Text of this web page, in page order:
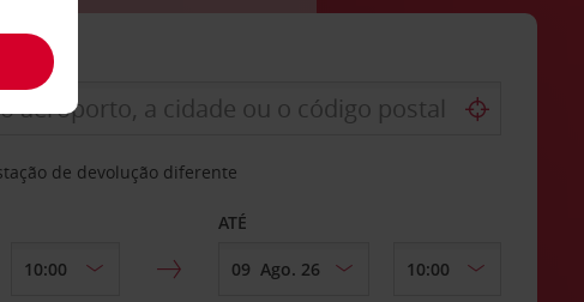
de devolução diferente
ATÉ